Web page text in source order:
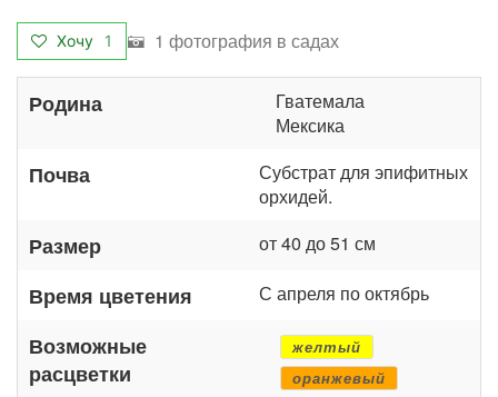
Хочу 1 1 фотография в садах
Родина
Гватемала
Мексика
Почва
Субстрат для эпифитных
орхидей.
Размер от 40 до 51 см
Время цветения С апреля по октябрь
Возможные
расцветки
желтый
оранжевый